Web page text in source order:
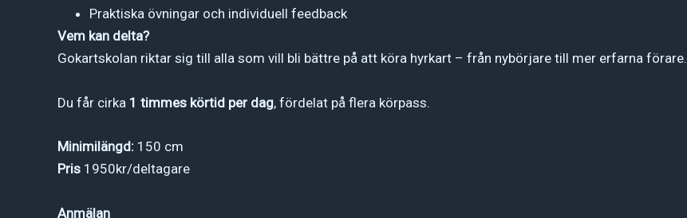
Praktiska övningar och individuell feedback
Vem kan delta?
Gokartskolan riktar sig till alla som vill bli bättre på att köra hyrkart – från nybörjare till mer erfarna förare.
Du får cirka 1 timmes körtid per dag, fördelat på flera körpass.
Minimilängd: 150 cm
Pris 1950kr/deltagare
Anmälan